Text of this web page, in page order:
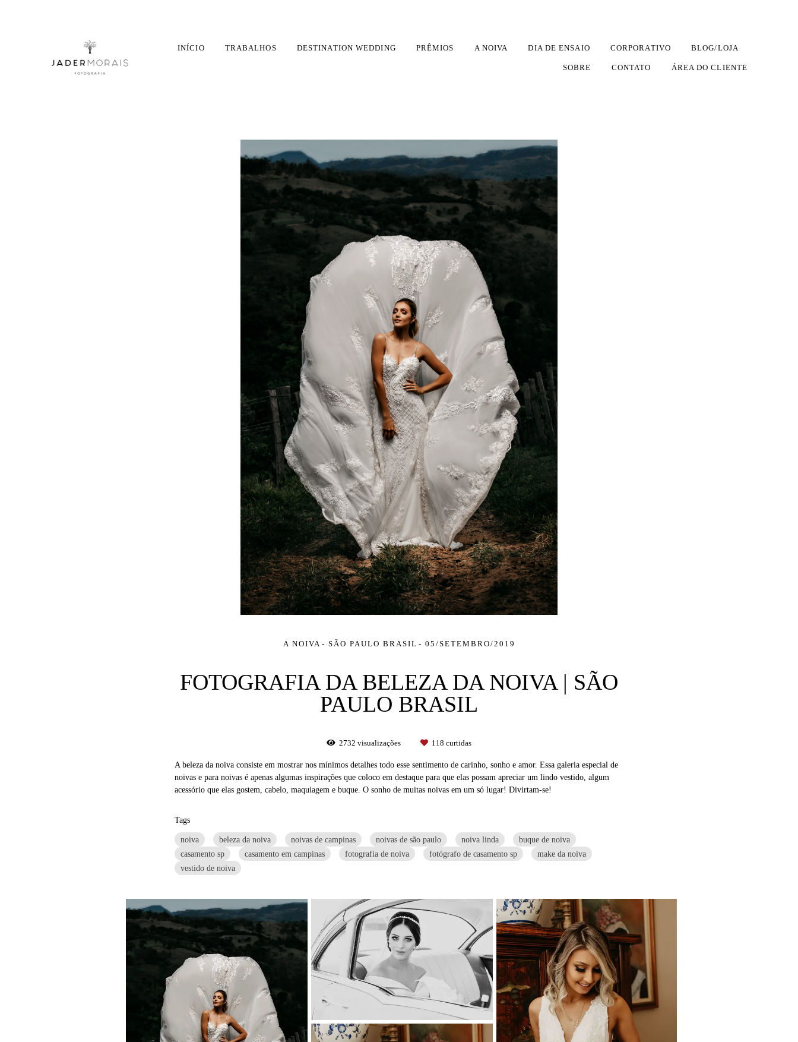
INÍCIO TRABALHOS DESTINATION WEDDING PRÊMIOS A NOIVA DIA DE ENSAIO CORPORATIVO BLOG/LOJA
SOBRE CONTATO ÁREA DO CLIENTE
A NOIVA SÃO PAULO BRASIL 05/SETEMBRO/2019
FOTOGRAFIA DA BELEZA DA NOIVA | SÃO
PAULO BRASIL
2732 visualizações 118 curtidas
A beleza da noiva consiste em mostrar nos mínimos detalhes todo esse sentimento de carinho, sonho e amor. Essa galeria especial de
noivas e para noivas é apenas algumas inspirações que coloco em destaque para que elas possam apreciar um lindo vestido, algum
acessório que elas gostem, cabelo, maquiagem e buque. O sonho de muitas noivas em um só lugar! Divirtam-se!
Tags
noiva beleza da noiva noivas de campinas noivas de são paulo noiva linda
buque de noiva
casamento sp
casamento em campinas fotografia de noiva fotógrafo de casamento sp
make da noiva
vestido de noiva